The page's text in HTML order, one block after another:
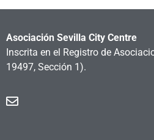
Asociación Sevilla City Centre
Inscrita en el Registro de
19497, Sección 1).